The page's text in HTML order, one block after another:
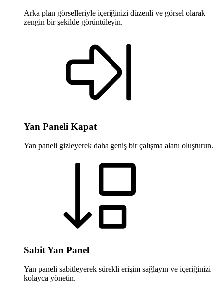
Arka plan görselleriyle içeriğinizi düzenli ve görsel olarak
zengin bir şekilde görüntüleyin.
Yan Paneli Kapat
Yan paneli gizleyerek daha geniş bir çalışma alanı oluşturun.
Sabit Yan Panel
Yan paneli sabitleyerek sürekli erişim sağlayın ve içeriğinizi
kolayca yönetin.